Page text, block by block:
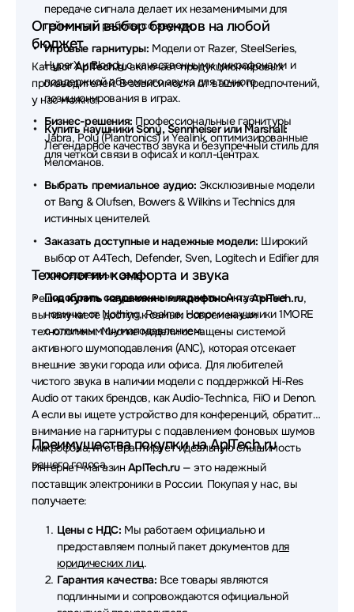
Наушники DENON Наушники Honor
Наушники Redragon Наушники Trust
Наушники MARSHALL Наушники TECNO
Наушники Takstar Наушники Baseus
Наушники Belkin Наушники Defunc
Наушники Dell Наушники Simgot
Наушники Canyon
Наушники MUSIC PUBLIC KINGDOM
Наушники AverMedia Наушники OLMIO
Наушники Nothing Наушники X-Game
Наушники Koss Наушники Bowers & Wilkins
Наушники Dark Project Наушники Lyambda
Наушники AKG Наушники JVC
Наушники CROWN micro Наушники Ttec
Наушники Dunu Наушники OnePlus
Наушники Digma Наушники Aula
передаче сигнала делает их незаменимыми для
гейминга и работы со звуком.
Игровые гарнитуры: Модели от Razer, SteelSeries,
HyperX и Bloody с качественными микрофонами и
поддержкой объемного звука для точного
позиционирования в играх.
Бизнес-решения: Профессиональные гарнитуры
Jabra, Poly (Plantronics) и Yealink, оптимизированные
для четкой связи в офисах и колл-центрах.
Огромный выбор брендов на любой
бюджет
КаталогAplTech.ruвключает продукцию мировых
производителей. В зависимости от ваших предпочтений,
у нас можно:
Купить наушники Sony, Sennheiser или Marshall:
Легендарное качество звука и безупречный стиль для
меломанов.
Выбрать премиальное аудио: Эксклюзивные модели
от Bang & Olufsen, Bowers & Wilkins и Technics для
истинных ценителей.
Заказать доступные и надежные модели: Широкий
выбор от A4Tech, Defender, Sven, Logitech и Edifier для
повседневных задач.
Подобрать современные гаджеты:Актуальные
новинки от Nothing, Realme, Honor и наушники 1MORE
с отличным шумоподавлением.
Технологии комфорта и звука
Решивкупить наушники с микрофономнаAplTech.ru,
вы получаете доступ к самым современным
технологиям. Многие модели оснащены системой
активного шумоподавления (ANC), которая отсекает
внешние звуки города или офиса. Для любителей
чистого звука в наличии модели с поддержкой Hi-Res
Audio от таких брендов, как Audio-Technica, FiiO и Denon.
А если вы ищете устройство для конференций, обратите
внимание на гарнитуры с подавлением фоновых шумов
микрофона, что гарантирует идеальную слышимость
вашего голоса.
Преимущества покупки на AplTech.ru
Интернет-магазин AplTech.ru— это надежный
поставщик электроники в России. Покупая у нас, вы
получаете:
Цены с НДС: Мы работаем официально и
предоставляем полный пакет документовдля
юридических лиц.
Гарантия качества: Все товары являются
подлинными и сопровождаются официальной